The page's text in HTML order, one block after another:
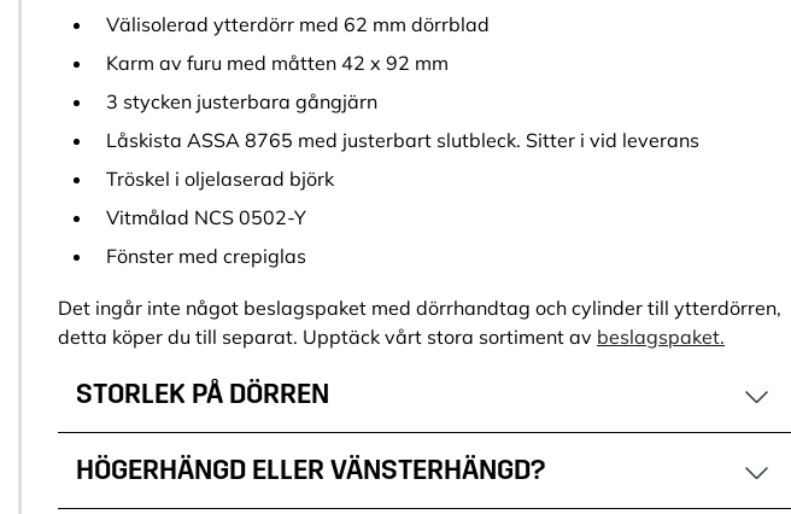
Välisolerad ytterdörr med 62 mm dörrblad
Karm av furu med måtten 42 x 92 mm
3 stycken justerbara gångjärn
Låskista ASSA 8765 med justerbart slutbleck. Sitter i vid leverans
Tröskel i oljelaserad björk
Vitmålad NCS 0502-Y
Fönster med crepiglas
Det ingår inte något beslagspaket med dörrhandtag och cylinder till ytterdörren,
detta köper du till separat. Upptäck vårt stora sortiment av beslagspaket.
STORLEK PÅ DÖRREN
HÖGERHÄNGD ELLER VÄNSTERHÄNGD?